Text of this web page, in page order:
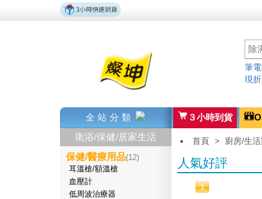
筆
現折
全站分類 ３小時到貨
衛浴/保健/居家生活
保健/醫療用品(12)
耳溫槍/額溫槍
血壓計
低周波治療器
首頁 > 廚房/生
人氣好評
1